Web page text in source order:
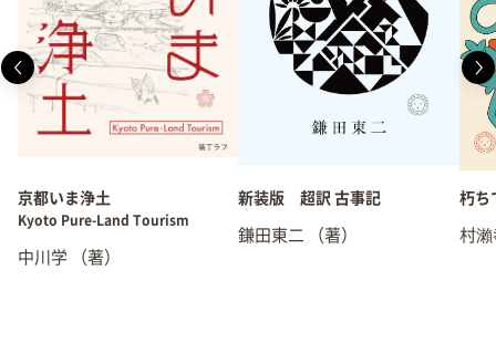
京都いま浄土
Kyoto Pure-Land Tourism
中川学 （著）
新装版 超訳 古事記
鎌田東二 （著）
朽ち
村瀨